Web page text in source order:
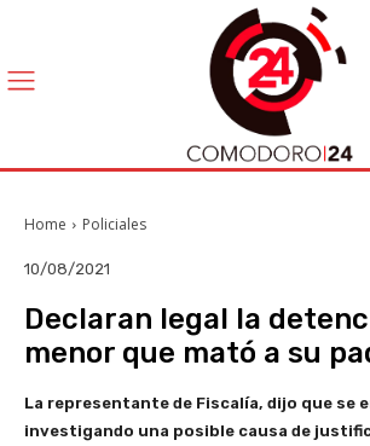
Home Policiales
10/08/2021
Declaran legal la
menor que mató a su
La representante de Fiscalía, dijo que se
investigando una posible causa de